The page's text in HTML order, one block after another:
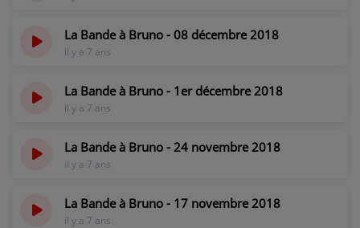
La Bande à Bruno - 08 décembre 2018
il y a 7 ans
La Bande à Bruno - 1er décembre 2018
il y a 7 ans
La Bande à Bruno - 24 novembre 2018
il y a 7 ans
La Bande à Bruno - 17 novembre 2018
il y a 7 ans